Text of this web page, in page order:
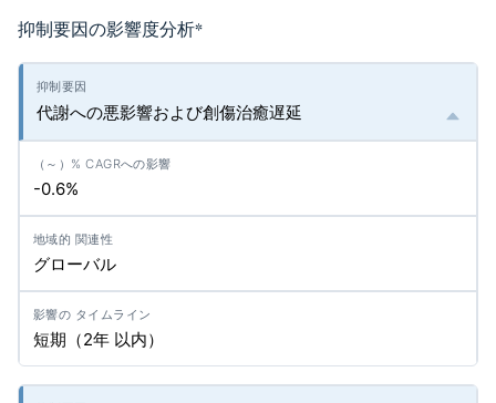
抑制要因の影響度分析*
代謝への悪影響および創傷治癒遅延
-0.6%
グローバル
短期（2年 以内）